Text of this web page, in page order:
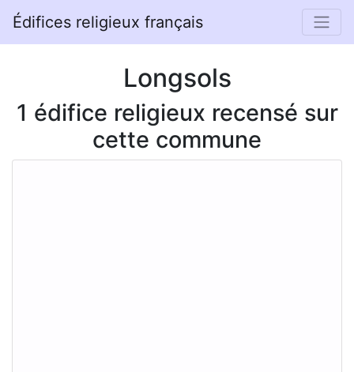
Édifices religieux français
Longsols
1 édifice religieux recensé sur
cette commune